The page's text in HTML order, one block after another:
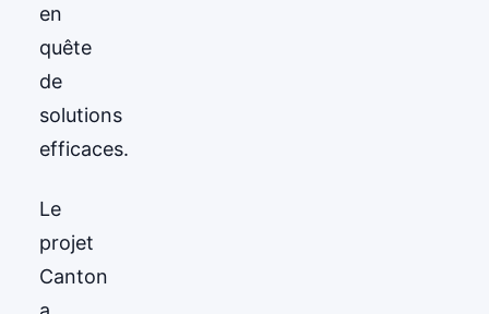
en
quête
de
solutions
efficaces.
Le
projet
Canton